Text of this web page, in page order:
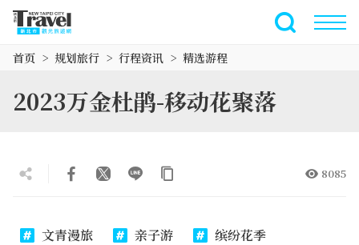
全文搜索
首页 规划旅行 行程资讯 精选游程
2023万金杜鹃-移动花聚落
8085
文青漫旅 亲子游
缤纷花季